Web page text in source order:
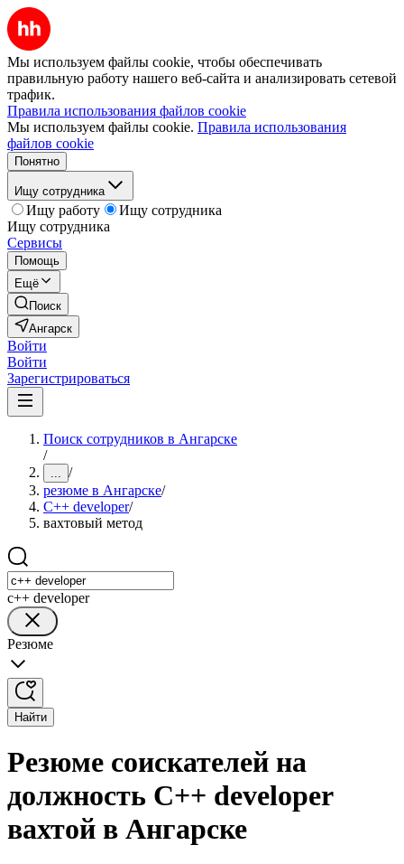
Мы используем файлы cookie, чтобы обеспечивать
правильную работу нашего веб-сайта и анализировать сетевой
трафик.
Правила использования файлов cookie
Мы используем файлы cookie. Правила использования
файлов cookie
Понятно
Ищу сотрудника
Ищу работу
Ищу сотрудника
Ищу сотрудника
Сервисы
Помощь
Ещё
Поиск
Ангарск
Войти
Войти
Зарегистрироваться
Поиск сотрудников в Ангарске
/
... /
резюме в Ангарске/
C++ developer/
вахтовый метод
c++ developer
Резюме
Найти
Резюме соискателей на
должность C++ developer
вахтой в Ангарске